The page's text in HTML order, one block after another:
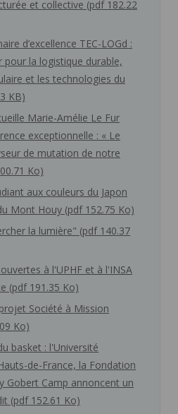
et collective (pdf 182.22
d’excellence TEC-LOGd :
pour la logistique durable,
et les technologies du
KB)
Marie-Amélie Le Fur
exceptionnelle : « Le
de mutation de notre
Ko)
aux couleurs du Japon
Mont Houy (pdf 152.75 Ko)
la lumière" (pdf 140.37
à l'UPHF et à l'INSA
(pdf 191.35 Ko)
Société à Mission
Ko)
basket : l'Université
de-France, la Fondation
Gobert Camp annoncent un
(pdf 152.61 Ko)